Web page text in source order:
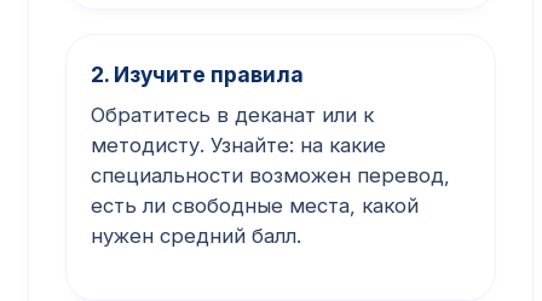
2. Изучите правила
Обратитесь в деканат или к
методисту. Узнайте: на какие
специальности возможен перевод,
есть ли свободные места, какой
нужен средний балл.